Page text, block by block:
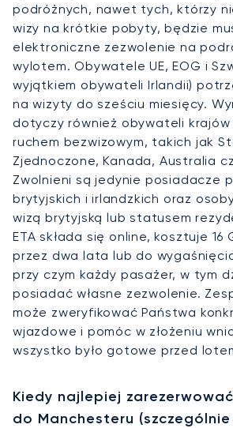
podróżnych, nawet tych, którzy
wizy na krótkie pobyty, będzie
elektroniczne zezwolenie na
wylotem. Obywatele UE, EOG i
wyjątkiem obywateli Irlandii)
na wizyty do sześciu miesięcy.
dotyczy również obywateli
ruchem bezwizowym, takich jak
Zjednoczone, Kanada, Australia
Zwolnieni są jedynie posiadacze
brytyjskich i irlandzkich oraz
wizą brytyjską lub statusem
ETA składa się online, kosztuje 16
przez dwa lata lub do
przy czym każdy pasażer, w tym
posiadać własne zezwolenie.
może zweryfikować Państwa
wjazdowe i pomóc w złożeniu
wszystko było gotowe przed
Kiedy najlepiej
do Manchesteru